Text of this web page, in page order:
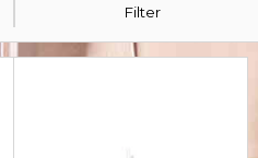
Filter